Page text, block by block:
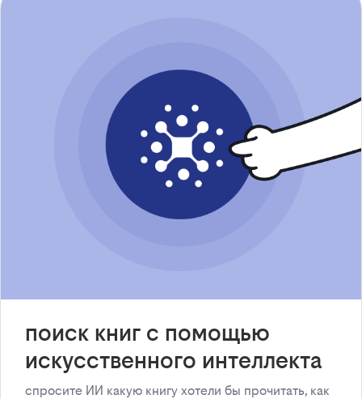
поиск книг с помощью
искусственного интеллекта
спросите ИИ какую книгу хотели бы прочитать, как